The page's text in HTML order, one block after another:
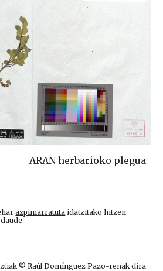
ARAN herbarioko plegua
azpimarratuta idatzitako hitzen
© Raúl Domínguez Pazo-renak dira